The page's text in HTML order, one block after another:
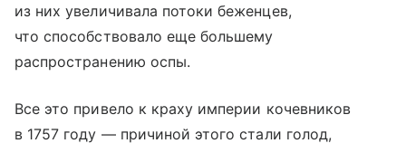
из них увеличивала потоки беженцев,
что способствовало еще большему
распространению оспы.
Все это привело к краху империи кочевников
в 1757 году — причиной этого стали голод,